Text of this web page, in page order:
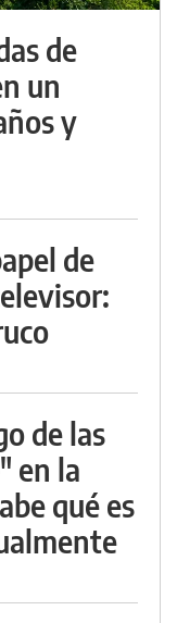
de
un
y
de
de las
en la
qué es